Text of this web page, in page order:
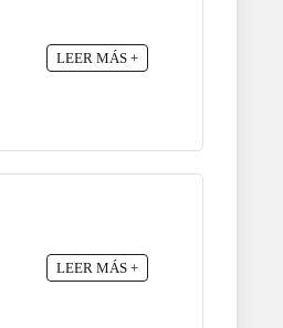
LEER MÁS +
LEER MÁS +